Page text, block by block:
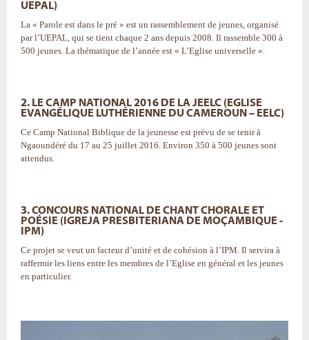
UEPAL)
La « Parole est dans le pré » est un rassemblement de jeunes, organisé
par l’UEPAL, qui se tient chaque 2 ans depuis 2008. Il rassemble 300 à
500 jeunes. La thématique de l’année est « L’Eglise universelle ».
2. LE CAMP NATIONAL 2016 DE LA JEELC (EGLISE
EVANGÉLIQUE LUTHÉRIENNE DU CAMEROUN – EELC)
Ce Camp National Biblique de la jeunesse est prévu de se tenir à
Ngaoundéré du 17 au 25 juillet 2016. Environ 350 à 500 jeunes sont
attendus.
3. CONCOURS NATIONAL DE CHANT CHORALE ET
POÉSIE (IGREJA PRESBITERIANA DE MOÇAMBIQUE -
IPM)
Ce projet se veut un facteur d’unité et de cohésion à l’IPM. Il servira à
raffermir les liens entre les membres de l’Eglise en général et les jeunes
en particulier.